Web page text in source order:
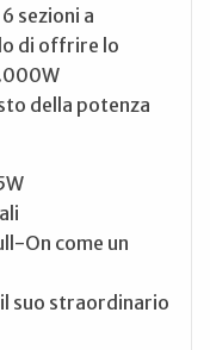
sezioni a
di offrire lo
della potenza
On come un
suo straordinario